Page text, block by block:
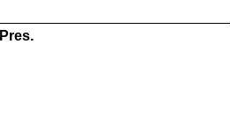
Pres.